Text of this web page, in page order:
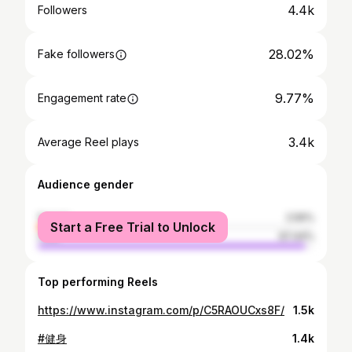
Followers 4.4k
Fake followers 28.02%
Engagement rate 9.77%
Average Reel plays 3.4k
Audience gender
female
male
Start a Free Trial to Unlock
Top performing Reels
https://www.instagram.com/p/C5RAOUCxs8F/ 1.5k
#健身 1.4k